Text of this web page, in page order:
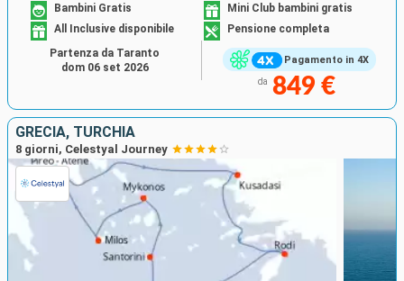
Pagamento in 4X
Bambini Gratis
Mini Club bambini gratis
All Inclusive disponibile
Pensione completa
da 849 €
Partenza da Taranto
dom 06 set 2026
GRECIA, TURCHIA
8 giorni, Celestyal Journey